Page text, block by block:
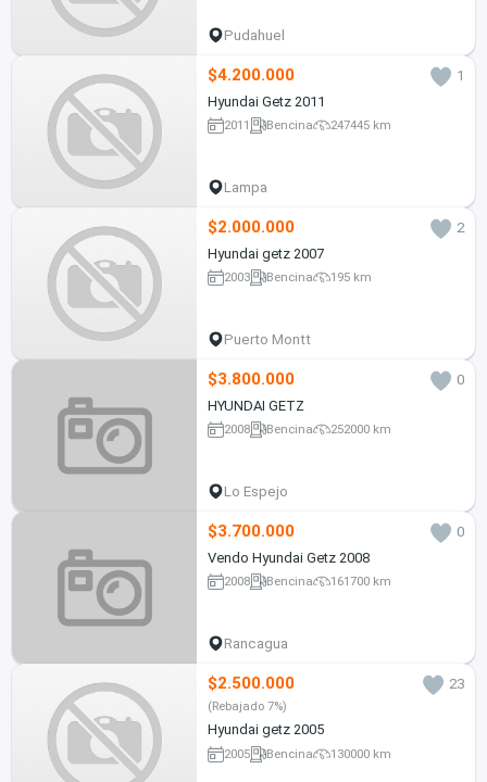
Pudahuel
$4.200.000
1
Hyundai Getz 2011
2011 Bencina 247445 km
Lampa
$2.000.000
2
Hyundai getz 2007
2003 Bencina 195 km
Puerto Montt
$3.800.000
0
HYUNDAI GETZ
2008 Bencina 252000 km
Lo Espejo
$3.700.000
0
Vendo Hyundai Getz 2008
2008 Bencina 161700 km
Rancagua
$2.500.000 23
(Rebajado 7%)
Hyundai getz 2005
2005 Bencina 130000 km